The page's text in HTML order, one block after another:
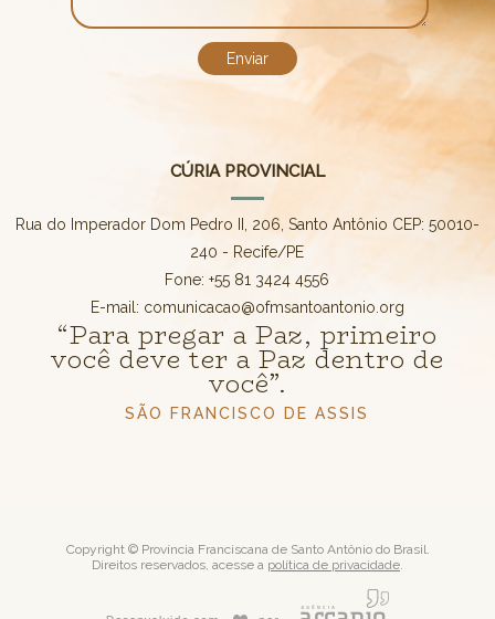
CÚRIA PROVINCIAL
Rua do Imperador Dom Pedro II, 206, Santo Antônio CEP: 50010-
240 - Recife/PE
Fone: +55 81 3424 4556
E-mail: comunicacao@ofmsantoantonio.org
“Para pregar a Paz, primeiro
você deve ter a Paz dentro de
você”.
SÃO FRANCISCO DE ASSIS
Copyright © Província Franciscana de Santo Antônio do Brasil.
Direitos reservados, acesse a política de privacidade